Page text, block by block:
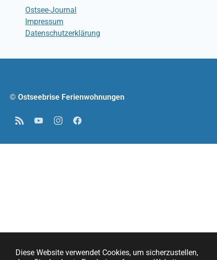
Diese Website verwendet Cookies, um sicherzustellen,
Ostsee-Journal
Impressum
Datenschutzerklärung
© Ostseebrise Ferienwohnungen
RSS YouTubeInstagramFacebook